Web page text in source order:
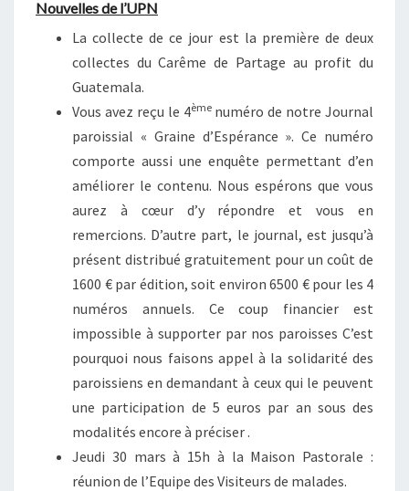
Nouvelles de l’UPN
La collecte de ce jour est la première de deux
collectes du Carême de Partage au profit du
Guatemala.
Vous avez reçu le 4èmenuméro de notre Journal
paroissial « Graine d’Espérance ». Ce numéro
comporte aussi une enquête permettant d’en
améliorer le contenu. Nous espérons que vous
aurez à cœur d’y répondre et vous en
remercions. D’autre part, le journal, est jusqu’à
présent distribué gratuitement pour un coût de
1600 € par édition, soit environ 6500 € pour les 4
numéros annuels. Ce coup financier est
impossible à supporter par nos paroisses C’est
pourquoi nous faisons appel à la solidarité des
paroissiens en demandant à ceux qui le peuvent
une participation de 5 euros par an sous des
modalités encore à préciser .
Jeudi 30 mars à 15h à la Maison Pastorale :
réunion de l’Equipe des Visiteurs de malades.